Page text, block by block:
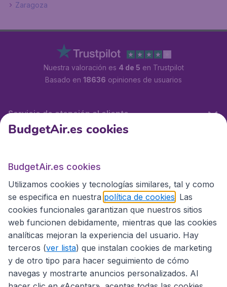
Zaragoza
Nuestra valoración es 4 de 5 en Trustpilot
Basado en 18636 opiniones de usuarios
Servicio de atención al cliente
Sitios internacionales
BudgetAir.es cookies
BudgetAir.es cookies
Utilizamos cookies y tecnologías similares, tal y como
se especifica en nuestra política de cookies . Las
cookies funcionales garantizan que nuestros sitios
web funcionen debidamente, mientras que las cookies
analíticas mejoran la experiencia del usuario. Hay
terceros (ver lista) que instalan cookies de marketing
y de otro tipo para hacer seguimiento de cómo
navegas y mostrarte anuncios personalizados. Al